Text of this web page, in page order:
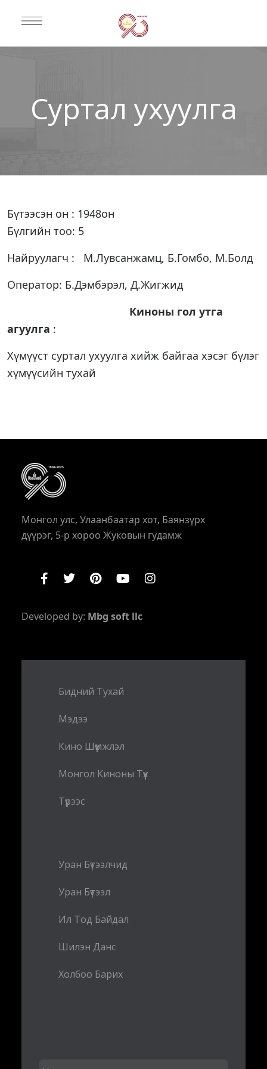
Суртал ухуулга
Бүтээсэн он : 1948он
Бүлгийн тоо: 5
Найруулагч : М.Лувсанжамц, Б.Гомбо, М.Болд
Оператор: Б.Дэмбэрэл, Д.Жигжид
Киноны гол утга
агуулга :
Хүмүүст суртал ухуулга хийж байгаа хэсэг бүлэг
хүмүүсийн тухай
Монгол улс, Улаанбаатар хот, Баянзүрх
дүүрэг, 5-р хороо Жуковын гудамж
Developed by: Mbg soft llc
Бидний Тухай
Мэдээ
Кино Шүүмжлэл
Монгол Киноны Түүх
Түрээс
Уран Бүтээлчид
Уран Бүтээл
Ил Тод Байдал
Шилэн Данс
Холбоо Барих